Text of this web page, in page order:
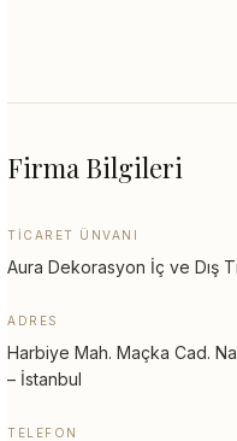
Firma Bilgileri
TICARET ÜNVANI
Aura Dekorasyon İç ve Dış
ADRES
Harbiye Mah. Maçka Cad.
– İstanbul
TELEFON